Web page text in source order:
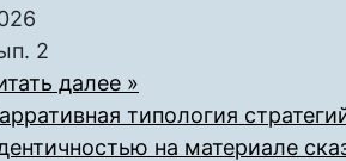
2
далее »
типология
на материале